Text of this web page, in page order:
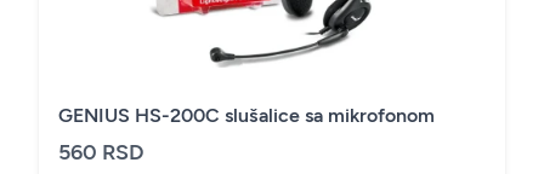
GENIUS HS-200C slušalice sa mikrofonom
560 RSD